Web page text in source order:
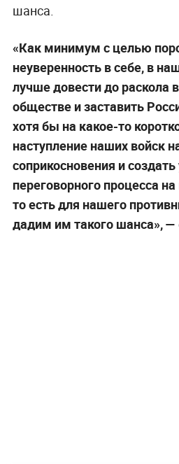
шанса.
«Как минимум с целью
неуверенность в себе, в
лучше довести до раскола
обществе и заставить
хотя бы на какое-то
наступление наших войск
соприкосновения и
переговорного процесса
то есть для нашего
дадим им такого шанса», —